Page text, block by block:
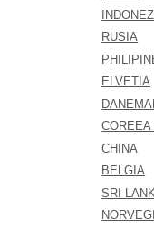
RUSIA
ELVETIA
COREEA
CHINA
BELGIA
SRI